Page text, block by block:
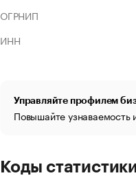
ОГРНИП
ИНН
Управляйте профилем
Повышайте узнаваемость
Коды